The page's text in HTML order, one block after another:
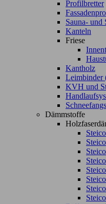
Profilbretter
Sauna- und
Kanteln
Friese
Kantholz
Leimbinder
KVH und
Dämmstoffe